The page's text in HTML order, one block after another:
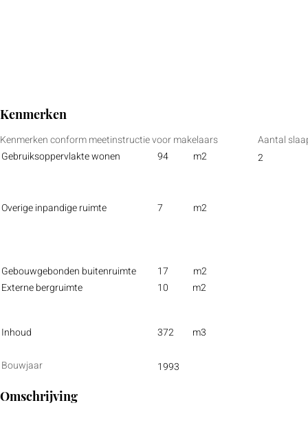
Kenmerken
Kenmerken conform meetinstructie voor makelaars
Gebruiksoppervlakte wonen
94 m2
Aantal
2
Overige inpandige ruimte 7 m2
Gebouwgebonden buitenruimte
Externe bergruimte
Inhoud
Bouwjaar
17
m2
10
m2
372 m3
1993
Omschrijving